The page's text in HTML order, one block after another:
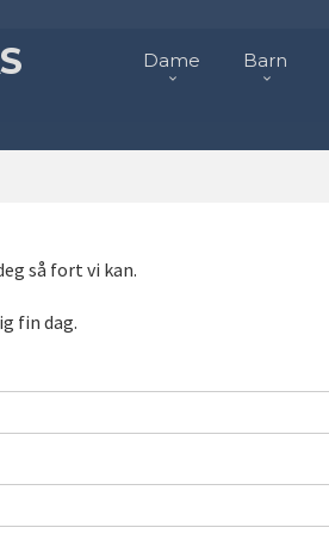
Dame Barn
så fort vi kan.
fin dag.